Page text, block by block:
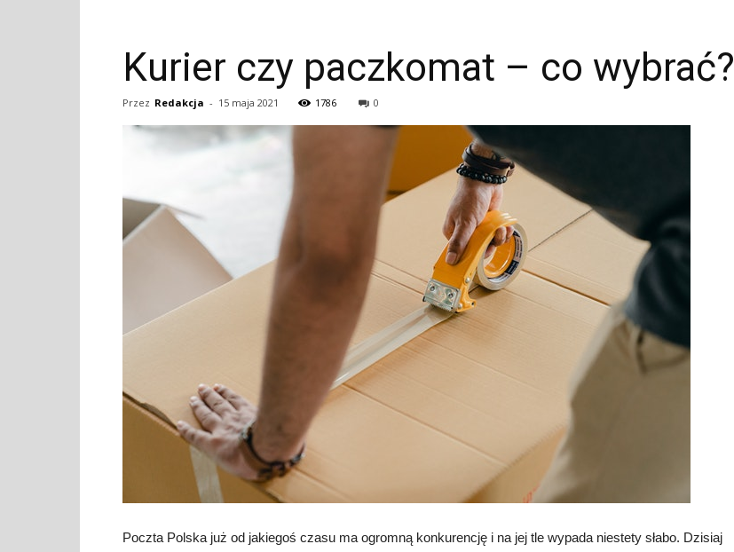
Kurier czy paczkomat – co wybrać?
Przez Redakcja - 15 maja 2021 1786 0
Poczta Polska już od jakiegoś czasu ma ogromną konkurencję i na jej tle wypada niestety słabo. Dzisiaj